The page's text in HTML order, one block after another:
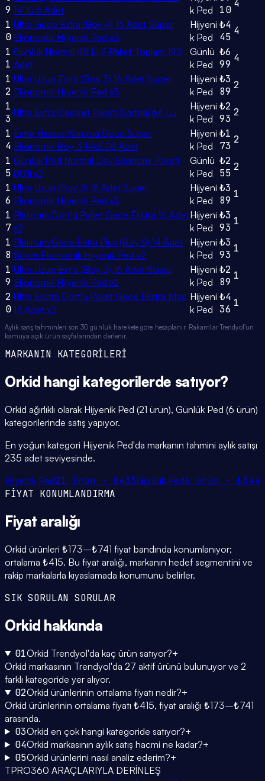
9 14' lü 6 Adet
k Ped
10
4
1
0
Ultra Gece Extra (Boy 4) 16 Adet Süper
Ekonomik Hijyenik Ped x3
Hijyeni
k Ped
₺4
45
4
1
1
Günlük Normal 48 Li 4 Paket Toplam 192
Adet
Günlü
k Ped
₺6
99
4
1
2
Ultra Uzun Extra (Boy 3) 16 Adet Süper
Ekonomik Hijyenik Ped x3
Hijyeni
k Ped
₺3
89
2
1
3 Ultra Extra Cesaret Paketi Normal 64 Lü
Hijyeni
k Ped
₺2
93
2
1
4
Extra Hassas Koruma Gece Süper
Ekonomik Boy 3 14x2 28 Adet
Hijyeni
k Ped
₺1
73
2
1
5
Günlük Ped Normal Dev Ekonomi Paketi
80'li x2
Günlü
k Ped
₺2
55
2
1
6
Ultra Uzun (Boy 2) 18 Adet Süper
Ekonomik Hijyenik Ped x3
Hijyeni
k Ped
₺3
89
1
1
7
Platinum Dörtlü Paket Gece Ekstra 16 Adet
x2
Hijyeni
k Ped
₺3
93
1
1
8
Platinum Gece Extra Plus (Boy 5) 14 Adet
Süper Ekonomik Hijyenik Ped x2
Hijyeni
k Ped
₺3
93
1
1
9
Ultra Uzun Extra (Boy 3) 16 Adet Süper
Ekonomik Hijyenik Ped x2
Hijyeni
k Ped
₺2
89
1
2
0
Ultra Ekstra Dörtlü Paket Gece Ekstra Max
14 Adet x3
Hijyeni
k Ped
₺4
36
1
Aylık satış tahminleri son 30 günlük harekete göre hesaplanır. Rakamlar Trendyol'un
kamuya açık ürün sayfalarından derlenir.
MARKANIN KATEGORİLERİ
Orkid hangi kategorilerde satıyor?
Orkid ağırlıklı olarak Hijyenik Ped (21 ürün), Günlük Ped (6 ürün)
kategorilerinde satış yapıyor.
En yoğun kategori Hijyenik Ped'da markanın tahmini aylık satışı
235 adet seviyesinde.
Hijyenik Ped21 ürün ·₺435Günlük Ped6 ürün ·₺344
FİYAT KONUMLANDIRMA
Fiyat aralığı
Orkid ürünleri ₺173–₺741 fiyat bandında konumlanıyor;
ortalama ₺415. Bu fiyat aralığı, markanın hedef segmentini ve
rakip markalarla kıyaslamada konumunu belirler.
SIK SORULAN SORULAR
Orkid hakkında
01Orkid Trendyol'da kaç ürün satıyor?+
Orkid markasının Trendyol'da 27 aktif ürünü bulunuyor ve 2
farklı kategoride yer alıyor.
02Orkid ürünlerinin ortalama fiyatı nedir?+
Orkid ürünlerinin ortalama fiyatı ₺415, fiyat aralığı ₺173–₺741
arasında.
03Orkid en çok hangi kategoride satıyor?+
04Orkid markasının aylık satış hacmi ne kadar?+
05Orkid ürünlerini nasıl analiz ederim?+
TPRO360 ARAÇLARIYLA DERİNLEŞ